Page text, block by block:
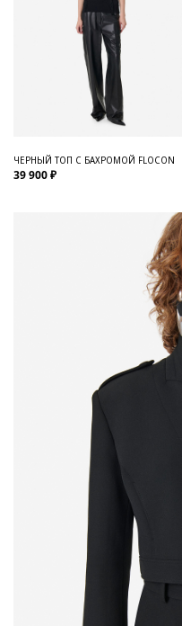
ЧЕРНЫЙ ТОП С БАХРОМОЙ FLOCON
39 900 ₽